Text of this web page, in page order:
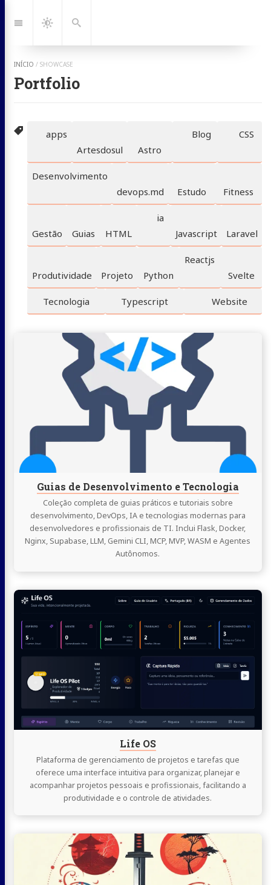
para:
Navegação
Dark
Mode
Busca
INÍCIO / SHOWCASE
Portfolio
apps
Artesdosul
Astro
Blog CSS
Desenvolvimento
devops.md
Estudo Fitness
Gestão Guias HTML
ia
Javascript
Laravel
Produtividade Projeto Python
Reactjs
Svelte
Tecnologia Typescript Website
Guias de Desenvolvimento e Tecnologia
Coleção completa de guias práticos e tutoriais sobre
desenvolvimento, DevOps, IA e tecnologias modernas para
desenvolvedores e profissionais de TI. Inclui Flask, Docker,
Nginx, Supabase, LLM, Gemini CLI, MCP, MVP, WASM e Agentes
Autônomos.
Desenvolvimento
Tecnologia
Life OS
Plataforma de gerenciamento de projetos e tarefas que
oferece uma interface intuitiva para organizar, planejar e
acompanhar projetos pessoais e profissionais, facilitando a
produtividade e o controle de atividades.
Continue
Life